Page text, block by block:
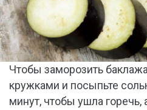
Чтобы заморозить
кружками и посыпьте
минут, чтобы ушла горечь,